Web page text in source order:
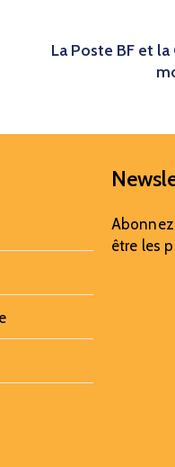
La Poste BF et
être les